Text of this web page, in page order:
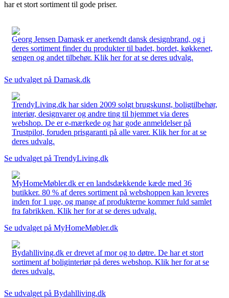
har et stort sortiment til gode priser.
Georg Jensen Damask er anerkendt dansk designbrand, og i
deres sortiment finder du produkter til badet, bordet, køkkenet,
sengen og andet tilbehør. Klik her for at se deres udvalg.
Se udvalget på Damask.dk
TrendyLiving.dk har siden 2009 solgt brugskunst, boligtilbehør,
interiør, designvarer og andre ting til hjemmet via deres
webshop. De er e-mærkede og har gode anmeldelser på
Trustpilot, foruden prisgaranti på alle varer. Klik her for at se
deres udvalg.
Se udvalget på TrendyLiving.dk
MyHomeMøbler.dk er en landsdækkende kæde med 36
butikker. 80 % af deres sortiment på webshoppen kan leveres
inden for 1 uge, og mange af produkterne kommer fuld samlet
fra fabrikken. Klik her for at se deres udvalg.
Se udvalget på MyHomeMøbler.dk
Bydahlliving.dk er drevet af mor og to døtre. De har et stort
sortiment af boliginteriør på deres webshop. Klik her for at se
deres udvalg.
Se udvalget på Bydahlliving.dk